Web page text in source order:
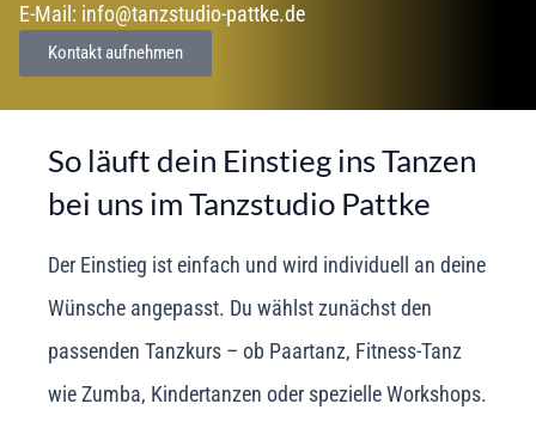
E-Mail: info@tanzstudio-pattke.de
Kontakt aufnehmen
So läuft dein Einstieg ins Tanzen
bei uns im Tanzstudio Pattke
Der Einstieg ist einfach und wird individuell an deine
Wünsche angepasst. Du wählst zunächst den
passenden Tanzkurs – ob Paartanz, Fitness-Tanz
wie Zumba, Kindertanzen oder spezielle Workshops.